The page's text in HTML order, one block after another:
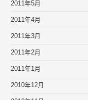
2011年5月
2011年4月
2011年3月
2011年2月
2011年1月
2010年12月